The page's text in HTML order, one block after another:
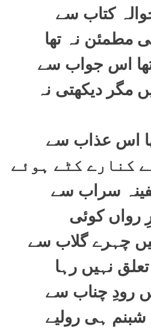
کتاب سے
مطمئن نہ تھا
اس جواب سے
مگر دیکھتی نہ
اس عذاب سے
کنارے کٹے ہوئے
سراب سے
رواں کوئی
چہرے گلاب سے
نہیں رہا
رودِ چناب سے
شبنم ہی رولیے